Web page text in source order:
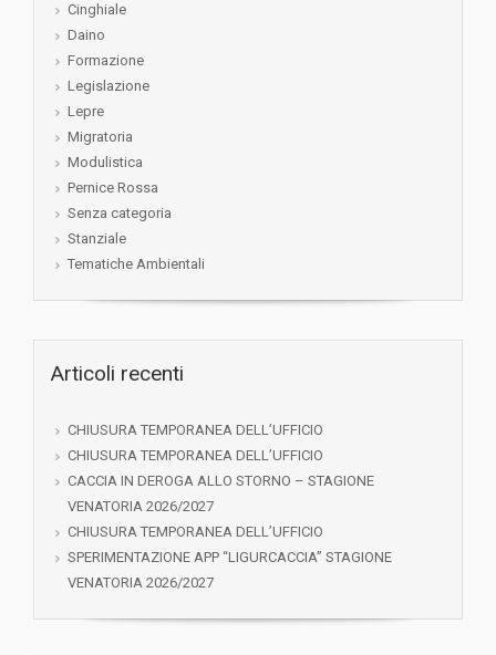
Cinghiale
Daino
Formazione
Legislazione
Lepre
Migratoria
Modulistica
Pernice Rossa
Senza categoria
Stanziale
Tematiche Ambientali
Articoli recenti
CHIUSURA TEMPORANEA DELL’UFFICIO
CHIUSURA TEMPORANEA DELL’UFFICIO
CACCIA IN DEROGA ALLO STORNO – STAGIONE
VENATORIA 2026/2027
CHIUSURA TEMPORANEA DELL’UFFICIO
SPERIMENTAZIONE APP “LIGURCACCIA” STAGIONE
VENATORIA 2026/2027